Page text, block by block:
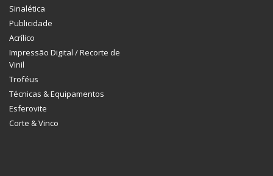
Sinalética
Publicidade
Acrílico
Impressão Digital / Recorte de
Vinil
Troféus
Técnicas & Equipamentos
Esferovite
Corte & Vinco